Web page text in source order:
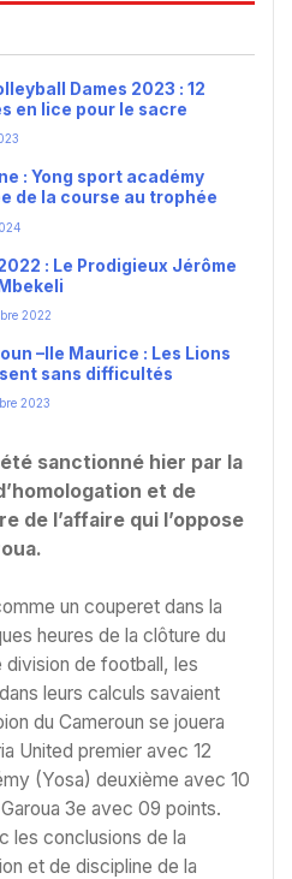
Dames 2023 : 12
en lice pour le sacre
: Yong sport académy
de la course au trophée
: Le Prodigieux Jérôme
2022
–Ile Maurice : Les Lions
sans difficultés
2023
été sanctionné hier par la
et de
de l’affaire qui l’oppose
un couperet dans la
heures de la clôture du
division de football, les
leurs calculs savaient
du Cameroun se jouera
United premier avec 12
(Yosa) deuxième avec 10
3e avec 09 points.
les conclusions de la
et de discipline de la